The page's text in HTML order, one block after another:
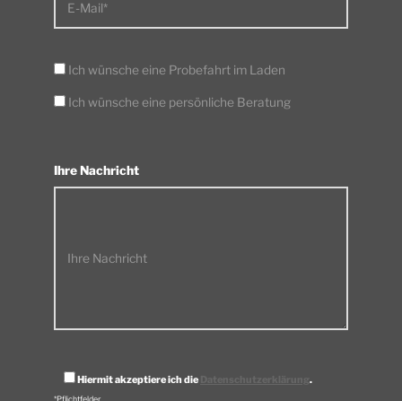
E-Mail*
Ich wünsche eine Probefahrt im Laden
Ich wünsche eine persönliche Beratung
Ihre Nachricht
Ihre Nachricht
Hiermit akzeptiere ich die Datenschutzerklärung .
*Pflichtfelder